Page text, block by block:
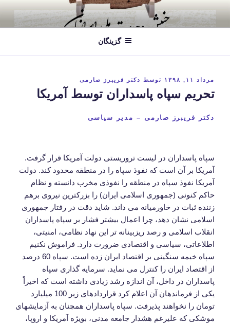
محتوا
گزینگان
نوشته‌شده
مرداد ۱۱, ۱۳۹۸ توسط دکتر فریبرز صارمی
تحریم سپاه پاسداران توسط آمریکا
دکتر فریبرز صارمی – مدیر سیاسی
سپاه پاسداران در لیست تروریستی دولت آمریکا قرار گرفت.
آمریکا بر آن است که نفوذ سپاه را در منطقه محدود کند. دولت
آمریکا نفوذ سپاه در منطقه را نفوذی مخرب دانسته و نظام
حاکم کنونی (جمهوری اسلامی ایران) را بزرکترین نیروی برهم
زننده ثبات در خاورمیانه می داند. شاید دقت در رفتار جمهوری
اسلامی نشان دهد، چرا اعمال بیشتر فشار بر سپاه پاسداران
انقلاب اسلامی و رصد ریزبینانه تر این نهاد نظامی، امنیتی،
اطلاعاتی، سیاسی و اقتصادی ضرورت دارد. فراموش نکنیم
سپاه خیمه سنگینی بر اقتصاد ایران زده است. سپاه 60 درصد
از اقتصاد ایران را کنترل می نماید. سرمایه گذاری سپاه
پاسداران در داخل، آن اندازه رشد زیادی داشته است که اخیراً
یکی از فرماندهان آن اعلام کرد قراردادهای زیر 100 میلیارد
تومان را نخواهند پذیرفت. سپاه پاسداران همچنان به آزمایشهای
موشکی که علیرغم هشدار جامعه مدنی، بویژه آمریکا و اروپا،